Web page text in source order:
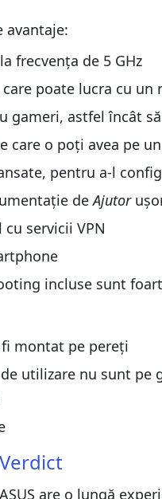
avantaje:
frecvența de 5 GHz
poate lucra cu
astfel încât
care o poți avea pe
pentru a-l
deAjutor
servicii VPN
incluse sunt
montat pe pereți
utilizare nu sunt
Verdict
ASUS are o lungă